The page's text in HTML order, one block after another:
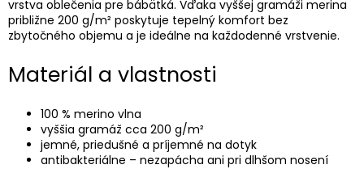
vrstva oblečenia pre bábätká. Vďaka vyššej gramáži merina
približne 200 g/m² poskytuje tepelný komfort bez
zbytočného objemu a je ideálne na každodenné vrstvenie.
Materiál a vlastnosti
100 % merino vlna
vyššia gramáž cca 200 g/m²
jemné, priedušné a príjemné na dotyk
antibakteriálne – nezapácha ani pri dlhšom nosení